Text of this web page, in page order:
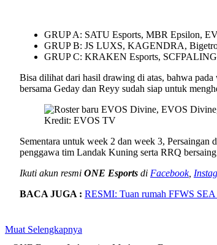
GRUP A: SATU Esports, MBR Epsilon,
GRUP B: JS LUXS, KAGENDRA,
GRUP C: KRAKEN Esports,
Bisa dilihat dari hasil drawing di atas, bahwa
bersama Geday dan Reyy sudah siap untuk
Kredit: EVOS TV
Sementara untuk week 2 dan week 3,
penggawa tim Landak Kuning serta RRQ
Ikuti akun resmi ONE Esports di Facebook,
BACA JUGA : RESMI: Tuan rumah FFWS
Muat Selengkapnya